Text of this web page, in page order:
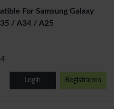
For Samsung Galaxy
/ A34 / A25
Login Registrieren